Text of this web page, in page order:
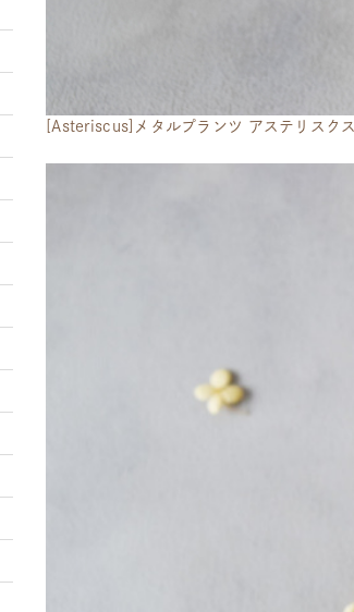
[Asteriscus]メタルプランツ アステリスクス